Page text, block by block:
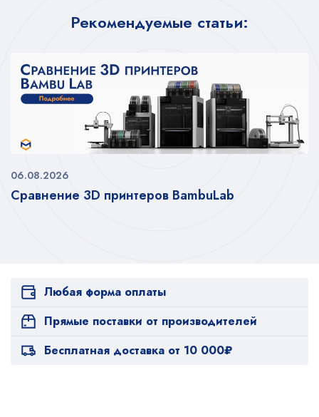
Рекомендуемые статьи:
Сравнение 3D принтеров BambuLab
06.08.2026
Любая форма оплаты
Прямые поставки от производителей
Бесплатная доставка от 10 000₽